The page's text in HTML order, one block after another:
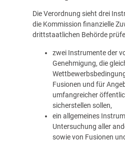
Die Verordnung sieht drei
die Kommission finanzielle
drittstaatlichen Behörde
zwei Instrumente der
Genehmigung, die
Fusionen und für
umfangreicher
sicherstellen sollen,
ein allgemeines
Untersuchung aller
sowie von Fusionen